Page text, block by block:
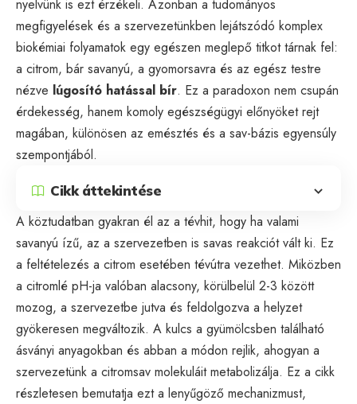
nyelvünk is ezt érzékeli. Azonban a tudományos
megfigyelések és a szervezetünkben lejátszódó komplex
biokémiai folyamatok egy egészen meglepő titkot tárnak fel:
a citrom, bár savanyú, a gyomorsavra és az egész testre
nézve lúgosító hatással bír. Ez a paradoxon nem csupán
érdekesség, hanem komoly egészségügyi előnyöket rejt
magában, különösen az emésztés és a sav-bázis egyensúly
szempontjából.
Cikk áttekintése
A köztudatban gyakran él az a tévhit, hogy ha valami
savanyú ízű, az a szervezetben is savas reakciót vált ki. Ez
a feltételezés a citrom esetében tévútra vezethet. Miközben
a citromlé pH-ja valóban alacsony, körülbelül 2-3 között
mozog, a szervezetbe jutva és feldolgozva a helyzet
gyökeresen megváltozik. A kulcs a gyümölcsben található
ásványi anyagokban és abban a módon rejlik, ahogyan a
szervezetünk a citromsav molekuláit metabolizálja. Ez a cikk
részletesen bemutatja ezt a lenyűgöző mechanizmust,